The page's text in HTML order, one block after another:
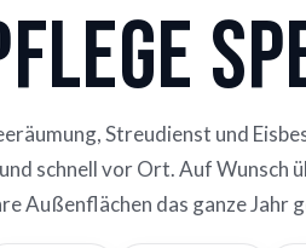
Streudienst und
schnell vor Ort. Auf Wunsch
Außenflächen das ganze Jahr